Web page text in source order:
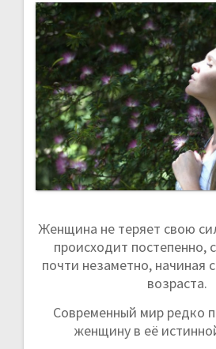
Женщина не теряет свою
происходит постепенно,
почти незаметно, начиная
возраста.
Современный мир редко
женщину в её
ц
и
я
п
о
з
а